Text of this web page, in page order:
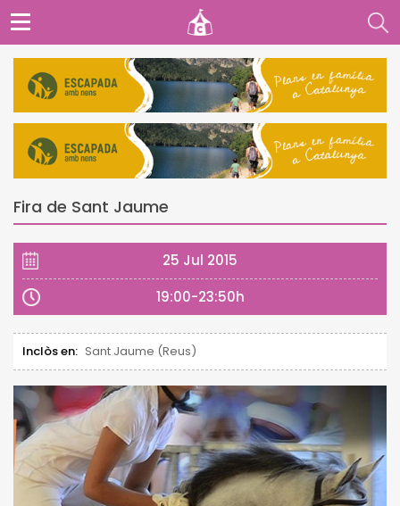
Fira de Sant Jaume
25 Jul 2015
19:00-23:50h
Inclòs en: Sant Jaume (Reus)